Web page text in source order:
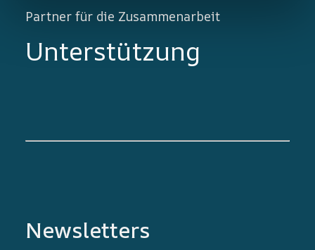
Partner für die Zusammenarbeit
Unterstützung
Newsletters